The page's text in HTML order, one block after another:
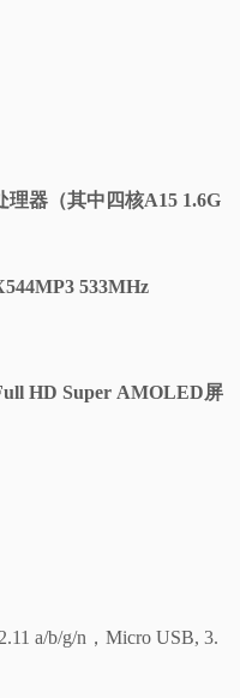
理器（其中四核A15 1.6G
533MHz
HD Super AMOLED屏
a/b/g/n，Micro USB, 3.